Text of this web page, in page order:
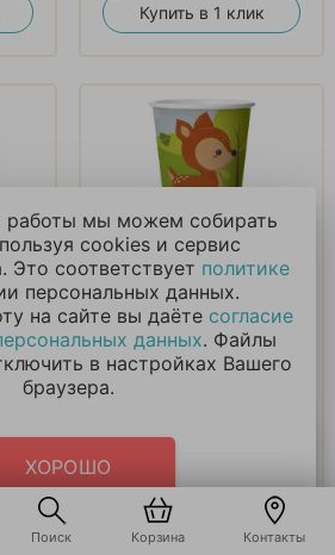
Поиск Корзина Контакты
Купить в 1 клик
Стаканы Лесные
зверята, 6 шт
165₽
работы мы можем собирать
cookies и сервис
Это соответствует политике
персональных данных.
на сайте вы даёте согласие
данных. Файлы
в настройках Вашего
браузера.
ХОРОШО